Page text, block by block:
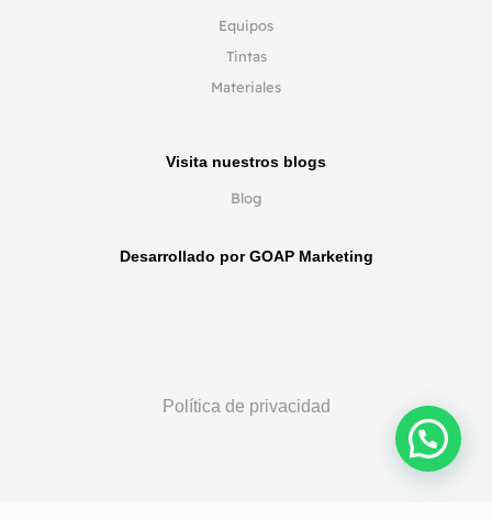
Equipos
Tintas
Materiales
Desarrollado por GOAP Marketing
Política de privacidad
Visita nuestros blogs
Blog